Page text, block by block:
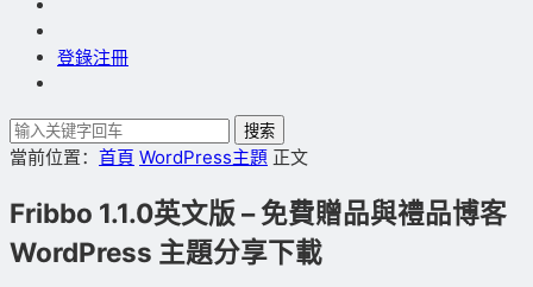
登錄注冊
搜索
當前位置： 首頁 WordPress主題 正文
Fribbo 1.1.0英文版 – 免費贈品與禮品博客
WordPress 主題分享下載